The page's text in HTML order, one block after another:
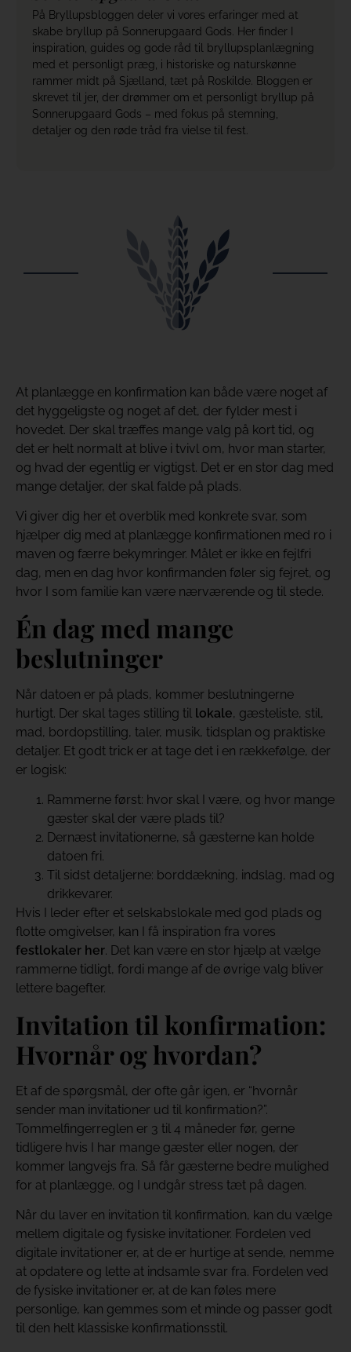
På Bryllupsbloggen deler vi vores erfaringer med at
skabe bryllup på Sonnerupgaard Gods. Her finder I
inspiration, guides og gode råd til bryllupsplanlægning
med et personligt præg, i historiske og naturskønne
rammer midt på Sjælland, tæt på Roskilde. Bloggen er
skrevet til jer, der drømmer om et personligt bryllup på
Sonnerupgaard Gods – med fokus på stemning,
detaljer og den røde tråd fra vielse til fest.
At planlægge en konfirmation kan både være noget af
det hyggeligste og noget af det, der fylder mest i
hovedet. Der skal træffes mange valg på kort tid, og
det er helt normalt at blive i tvivl om, hvor man starter,
og hvad der egentlig er vigtigst. Det er en stor dag med
mange detaljer, der skal falde på plads.
Vi giver dig her et overblik med konkrete svar, som
hjælper dig med at planlægge konfirmationen med ro i
maven og færre bekymringer. Målet er ikke en fejlfri
dag, men en dag hvor konfirmanden føler sig fejret, og
hvor I som familie kan være nærværende og til stede.
Én dag med mange
beslutninger
Når datoen er på plads, kommer beslutningerne
hurtigt. Der skal tages stilling til lokale, gæsteliste, stil,
mad, bordopstilling, taler, musik, tidsplan og praktiske
detaljer. Et godt trick er at tage det i en rækkefølge, der
er logisk:
Rammerne først: hvor skal I være, og hvor mange
gæster skal der være plads til?
Dernæst invitationerne, så gæsterne kan holde
datoen fri.
Til sidst detaljerne: borddækning, indslag, mad og
drikkevarer.
Hvis I leder efter et selskabslokale med god plads og
flotte omgivelser, kan I få inspiration fra vores
festlokaler her. Det kan være en stor hjælp at vælge
rammerne tidligt, fordi mange af de øvrige valg bliver
lettere bagefter.
Invitation til konfirmation:
Hvornår og hvordan?
Et af de spørgsmål, der ofte går igen, er “hvornår
sender man invitationer ud til konfirmation?”.
Tommelfingerreglen er 3 til 4 måneder før, gerne
tidligere hvis I har mange gæster eller nogen, der
kommer langvejs fra. Så får gæsterne bedre mulighed
for at planlægge, og I undgår stress tæt på dagen.
Når du laver en invitation til konfirmation, kan du vælge
mellem digitale og fysiske invitationer. Fordelen ved
digitale invitationer er, at de er hurtige at sende, nemme
at opdatere og lette at indsamle svar fra. Fordelen ved
de fysiske invitationer er, at de kan føles mere
personlige, kan gemmes som et minde og passer godt
til den helt klassiske konfirmationsstil.